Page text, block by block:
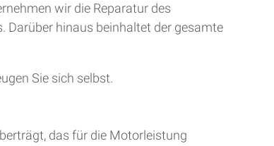
wir die Reparatur des
Darüber hinaus beinhaltet der gesamte
Sie sich selbst.
das für die Motorleistung